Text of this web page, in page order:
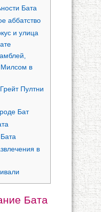
Бата
аббатство
и улица
Милсом в
Пултни
Бат
в
Бата